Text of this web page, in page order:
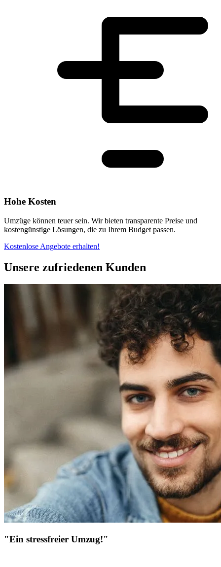
Hohe Kosten
Umzüge können teuer sein. Wir bieten transparente Preise und
kostengünstige Lösungen, die zu Ihrem Budget passen.
Kostenlose Angebote erhalten!
Unsere zufriedenen Kunden
"Ein stressfreier Umzug!"